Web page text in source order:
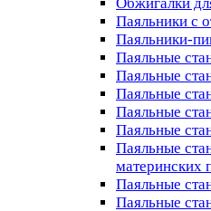
Паяльники с
Паяльники-
Паяльные
Паяльные
Паяльные
Паяльные
Паяльные
Паяльные
материнских
Паяльные
Паяльные